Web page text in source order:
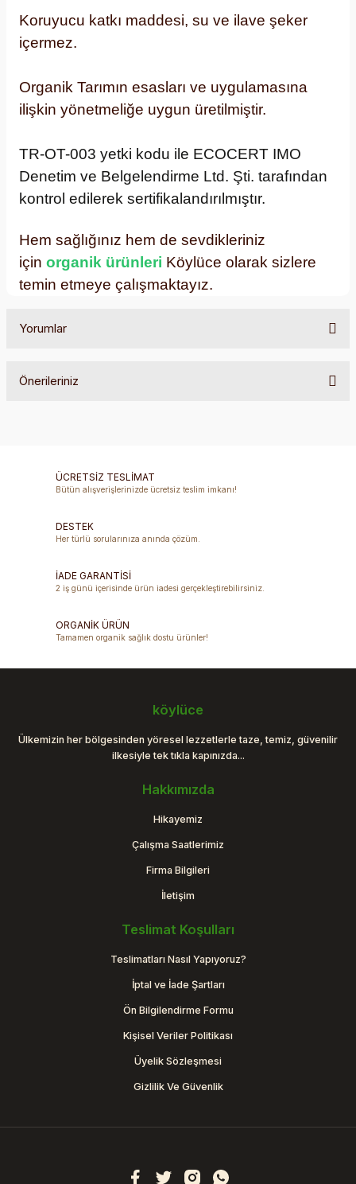
Koruyucu katkı maddesi, su ve ilave şeker
içermez.
Organik Tarımın esasları ve uygulamasına
ilişkin yönetmeliğe uygun üretilmiştir.
TR-OT-003 yetki kodu ile ECOCERT IMO
Denetim ve Belgelendirme Ltd. Şti. tarafından
kontrol edilerek sertifikalandırılmıştır.
Hem sağlığınız hem de sevdikleriniz
için organik ürünleri Köylüce olarak sizlere
temin etmeye çalışmaktayız.
Yorumlar
Önerileriniz
Ürün açıklamasında eksik bilgiler bulunuyor.
Ürün fiyatı diğer sitelerden daha pahalı.
Bu ürüne benzer farklı alternatifler olmalı.
ÜCRETSİZ TESLİMAT
Bütün alışverişlerinizde ücretsiz teslim imkanı!
DESTEK
Her türlü sorularınıza anında çözüm.
İADE GARANTİSİ
2 iş günü içerisinde ürün iadesi gerçekleştirebilirsiniz.
ORGANİK ÜRÜN
Tamamen organik sağlık dostu ürünler!
köylüce
Ülkemizin her bölgesinden yöresel lezzetlerle taze, temiz, güvenilir
ilkesiyle tek tıkla kapınızda...
Hakkımızda
Hikayemiz
Çalışma Saatlerimiz
Firma Bilgileri
İletişim
Teslimat Koşulları
Teslimatları Nasıl Yapıyoruz?
İptal ve İade Şartları
Ön Bilgilendirme Formu
Kişisel Veriler Politikası
Üyelik Sözleşmesi
Gizlilik Ve Güvenlik